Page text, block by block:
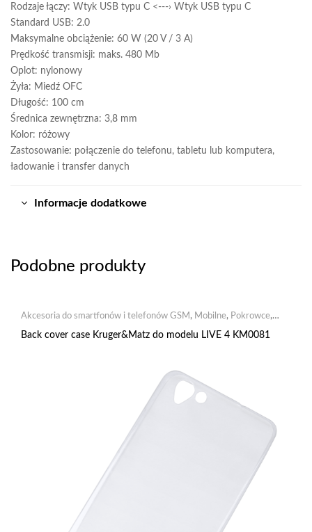
Rodzaje łączy: Wtyk USB typu C <---› Wtyk USB typu C
Standard USB: 2.0
Maksymalne obciążenie: 60 W (20 V / 3 A)
Prędkość transmisji: maks. 480 Mb
Oplot: nylonowy
Żyła: Miedź OFC
Długość: 100 cm
Średnica zewnętrzna: 3,8 mm
Kolor: różowy
Zastosowanie: połączenie do telefonu, tabletu lub komputera,
ładowanie i transfer danych
Informacje dodatkowe
Podobne produkty
Akcesoria do smartfonów i telefonów GSM , Mobilne, Pokrowce,
Pokrowce silikonowe
Back cover case Kruger&Matz do modelu LIVE 4 KM0081